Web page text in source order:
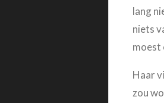
lang
niets
moest
Haar
zou